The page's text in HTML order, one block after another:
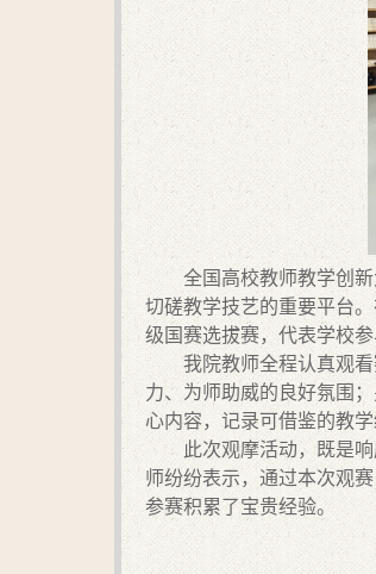
全国高校教师教学创
切磋教学技艺的重要平台
级国赛选拔赛，代表学校
我院教师全程认真观
力、为师助威的良好氛围
心内容， 记录可借鉴的教
此次观摩活动，既是
师纷纷表示，通过本次观
参赛积累了宝贵经验。